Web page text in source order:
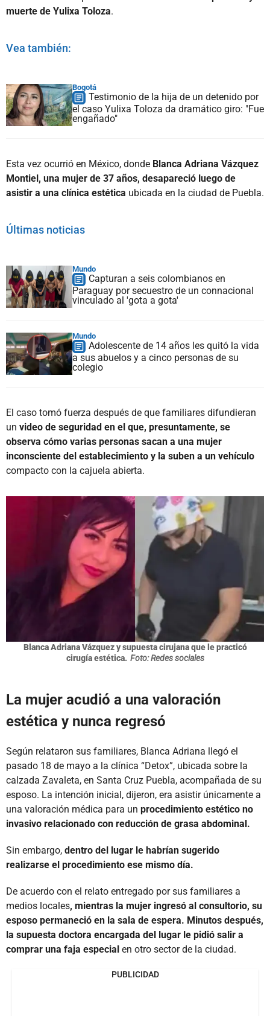
muerte de Yulixa Toloza.
Vea también:
Bogotá
Testimonio de la hija de un detenido por
el caso Yulixa Toloza da dramático giro: "Fue
engañado"
Esta vez ocurrió en México, donde Blanca Adriana Vázquez
Montiel, una mujer de 37 años, desapareció luego de
asistir a una clínica estética ubicada en la ciudad de Puebla.
Últimas noticias
Mundo
Capturan a seis colombianos en
Paraguay por secuestro de un connacional
vinculado al 'gota a gota'
Mundo
Adolescente de 14 años les quitó la vida
a sus abuelos y a cinco personas de su
colegio
El caso tomó fuerza después de que familiares difundieran
un video de seguridad en el que, presuntamente, se
observa cómo varias personas sacan a una mujer
inconsciente del establecimiento y la suben a un vehículo
compacto con la cajuela abierta.
Blanca Adriana Vázquez y supuesta cirujana que le practicó
cirugía estética. Foto: Redes sociales
La mujer acudió a una valoración
estética y nunca regresó
Según relataron sus familiares, Blanca Adriana llegó el
pasado 18 de mayo a la clínica “Detox”, ubicada sobre la
calzada Zavaleta, en Santa Cruz Puebla, acompañada de su
esposo. La intención inicial, dijeron, era asistir únicamente a
una valoración médica para un procedimiento estético no
invasivo relacionado con reducción de grasa abdominal.
Sin embargo, dentro del lugar le habrían sugerido
realizarse el procedimiento ese mismo día.
De acuerdo con el relato entregado por sus familiares a
medios locales, mientras la mujer ingresó al consultorio, su
esposo permaneció en la sala de espera. Minutos después,
la supuesta doctora encargada del lugar le pidió salir a
comprar una faja especial en otro sector de la ciudad.
PUBLICIDAD